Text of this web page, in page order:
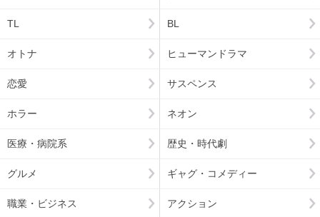
TL BL
オトナ ヒューマンドラマ
恋愛 サスペンス
ホラー ネオン
医療・病院系 歴史・時代劇
グルメ ギャグ・コメディー
職業・ビジネス アクション